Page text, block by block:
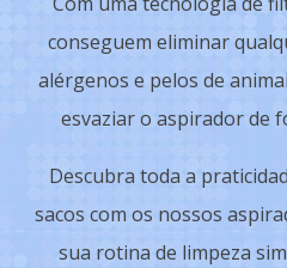
conseguem eliminar
alérgenos e pelos de
esvaziar o aspirador de
Descubra toda a
sacos com os nossos
sua rotina de limpeza